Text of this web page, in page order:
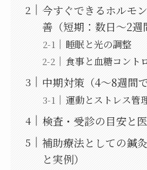
今すぐできるホルモ
善（短期：数日〜2週
睡眠と光の調整
食事と血糖コント
中期対策（4〜8週間
運動とストレス管
検査・受診の目安と
補助療法としての鍼
と実例）